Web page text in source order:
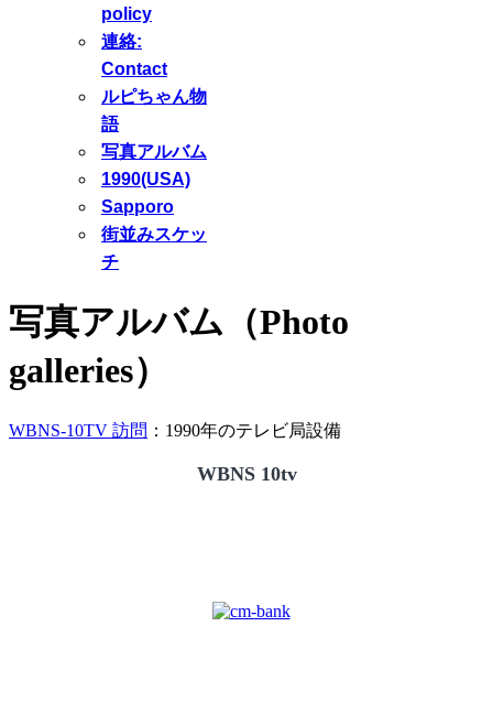
policy
連絡:
Contact
ルピちゃん物
語
写真アルバム
1990(USA)
Sapporo
街並みスケッ
チ
写真アルバム（Photo
galleries）
WBNS-10TV 訪問 ：1990年のテレビ局設備
WBNS 10tv